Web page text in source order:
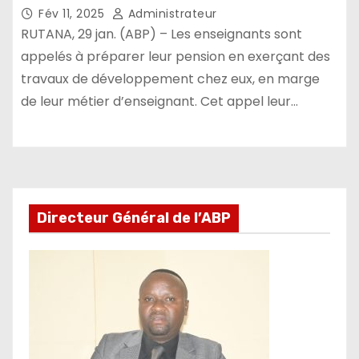
Fév 11, 2025 Administrateur
RUTANA, 29 jan. (ABP) – Les enseignants sont
appelés à préparer leur pension en exerçant des
travaux de développement chez eux, en marge
de leur métier d’enseignant. Cet appel leur…
Directeur Général de l’ABP